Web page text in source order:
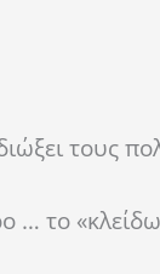
τους
… το